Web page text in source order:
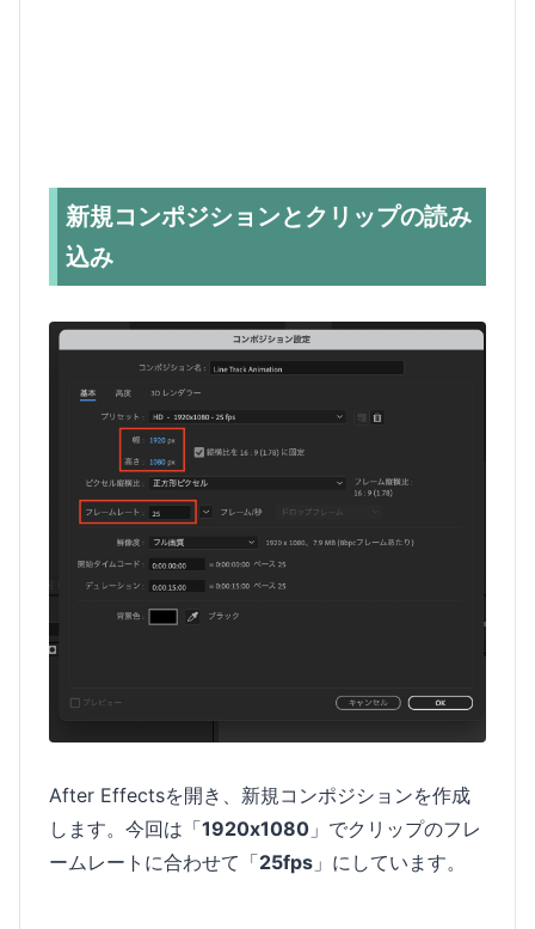
新規コンポジションとクリップの読み
込み
After Effectsを開き、新規コンポジションを作成
します。今回は「1920x1080 」でクリップのフレ
ームレートに合わせて「25fps 」にしています。